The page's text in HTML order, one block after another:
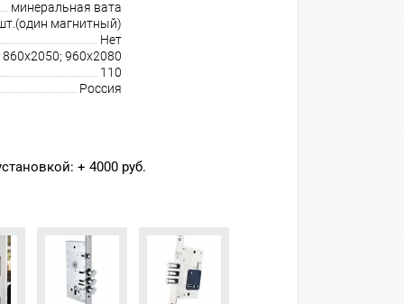
минеральная вата
магнитный)
Нет
860х2050; 960х2080
110
Россия
+ 4000 руб.